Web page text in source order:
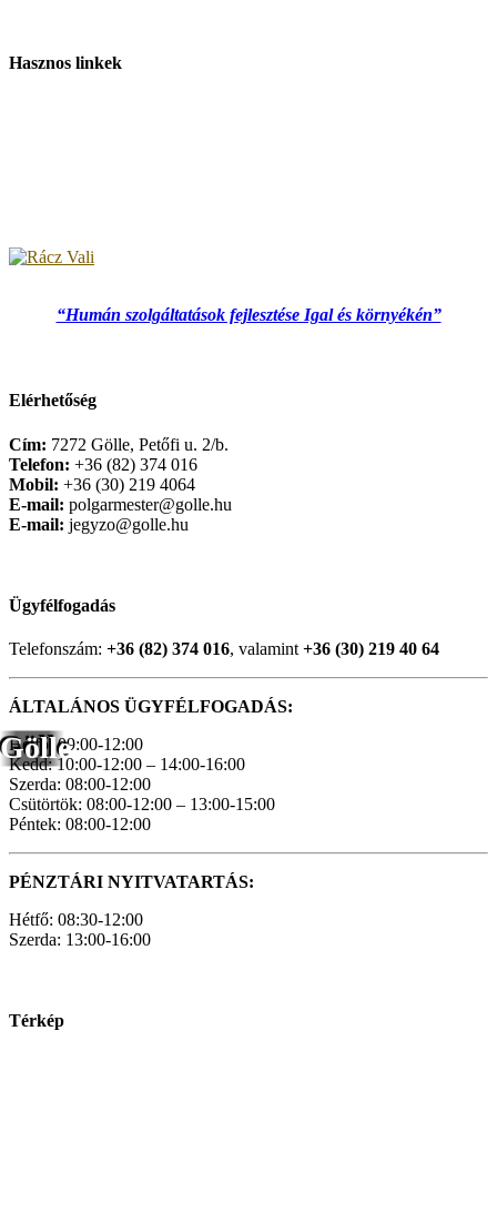
Gölle
Hasznos linkek
“Humán szolgáltatások fejlesztése Igal és környékén”
Elérhetőség
Cím: 7272 Gölle, Petőfi u. 2/b.
Telefon: +36 (82) 374 016
Mobil: +36 (30) 219 4064
E-mail: polgarmester@golle.hu
E-mail: jegyzo@golle.hu
Ügyfélfogadás
Telefonszám: +36 (82) 374 016, valamint +36 (30) 219 40 64
ÁLTALÁNOS ÜGYFÉLFOGADÁS:
Hétfő: 09:00-12:00
Kedd: 10:00-12:00 – 14:00-16:00
Szerda: 08:00-12:00
Csütörtök: 08:00-12:00 – 13:00-15:00
Péntek: 08:00-12:00
PÉNZTÁRI NYITVATARTÁS:
Hétfő: 08:30-12:00
Szerda: 13:00-16:00
Térkép